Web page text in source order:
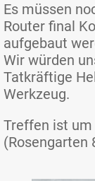
Es müssen
Router final
aufgebaut
Wir würden
Tatkräftige
Werkzeug.
Treffen ist
(Rosengarten